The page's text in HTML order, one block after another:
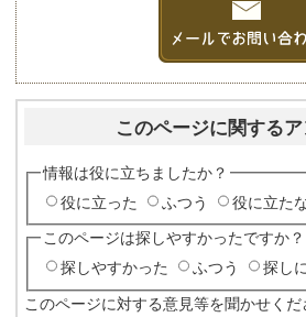
このページに関するア
情報は役に立ちましたか？
役に立った
ふつう 役に立た
このページは探しやすかったですか？
探しやすかった
ふつう 探し
このページに対する意見等を聞かせくだ